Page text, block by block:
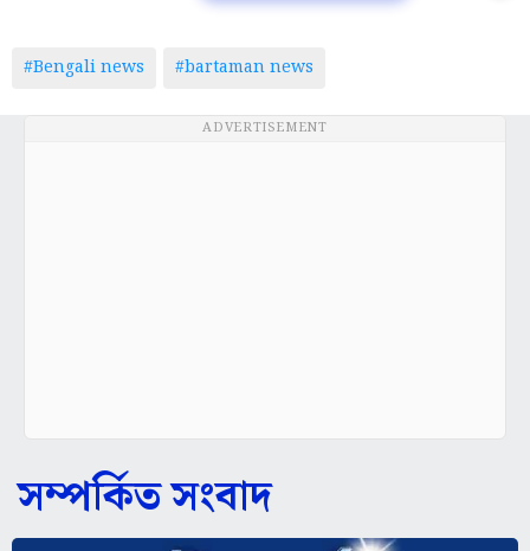
#Bengali news #bartaman news
ADVERTISEMENT
সম্পর্কিত সংবাদ